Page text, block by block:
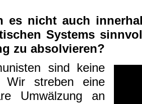
es nicht auch
Systems
zu absolvieren?
sind keine
Wir streben eine
Umwälzung an